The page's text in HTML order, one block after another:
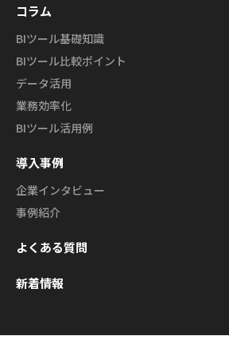
コラム
BIツール基礎知識
BIツール比較ポイント
データ活用
業務効率化
BIツール活用例
導入事例
企業インタビュー
事例紹介
よくある質問
新着情報